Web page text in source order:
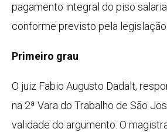
pagamento integral do piso
conforme previsto pela legislação
Primeiro grau
O juiz Fabio Augusto Dadalt,
na 2ª Vara do Trabalho de São
validade do argumento. O